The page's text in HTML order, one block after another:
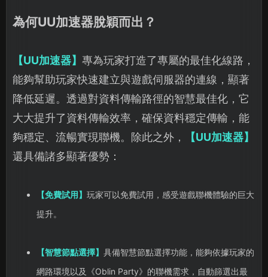
為何UU加速器脫穎而出？
【UU加速器】 專為玩家打造了專屬的最佳化線路，
能夠幫助玩家快速建立與遊戲伺服器的連線，顯著
降低延遲。透過對資料傳輸路徑的智慧最佳化，它
大大提升了資料傳輸效率，確保資料穩定傳輸，能
夠穩定、流暢實現聯機。除此之外，
【UU加速器】
還具備諸多顯著優勢：
【免費試用】 玩家可以免費試用，感受遊戲聯機體驗的巨大
提升。
【智慧節點選擇】 具備智慧節點選擇功能，能夠依據玩家的
網路環境以及《Oblin Party》的聯機需求，自動篩選出最